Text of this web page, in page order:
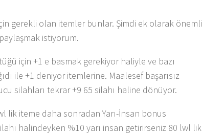
gerekli olan itemler bunlar. Şimdi ek olarak önemli
istiyorum.
için +1 e basmak gerekiyor haliyle ve bazı
ile +1 deniyor itemlerine. Maalesef başarısız
silahları tekrar +9 65 silahı haline dönüyor.
lik iteme daha sonradan Yarı-İnsan bonus
halindeyken %10 yarı insan getirirseniz 80 lwl lik